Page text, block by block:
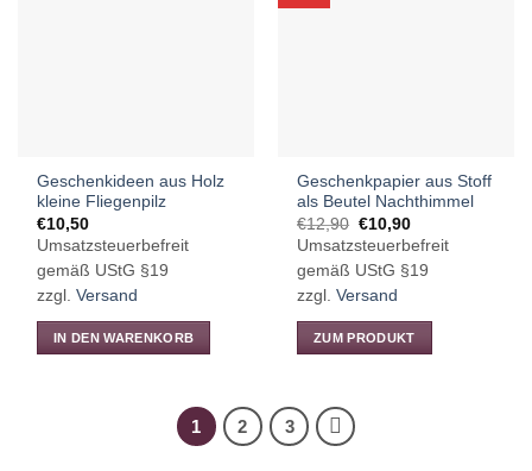
Geschenkideen aus Holz
kleine Fliegenpilz
€10,50
Umsatzsteuerbefreit
gemäß UStG §19
zzgl.Versand
IN DEN WARENKORB
Geschenkpapier aus Stoff
als Beutel Nachthimmel
€12,90 Ursprünglicher
Preis
war:
€12,90
€10,90Aktueller
Preis
ist:
€10,90.
Umsatzsteuerbefreit
gemäß UStG §19
zzgl.Versand
ZUM PRODUKT
weist
mehrere
1 2 3